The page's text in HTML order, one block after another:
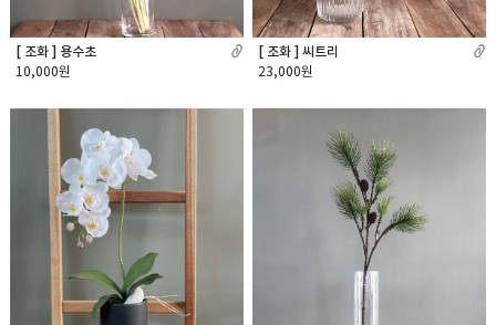
[ 조화 ] 용수초
10,000원
[ 조화 ] 씨트리
23,000원